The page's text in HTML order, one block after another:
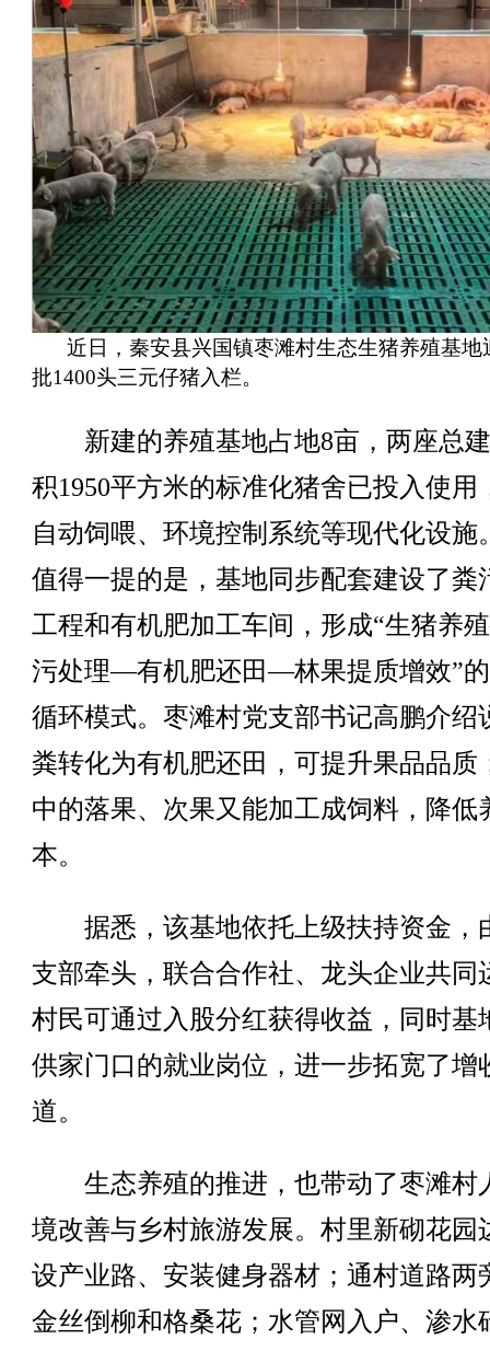
近日，秦安县兴国镇枣滩村生态生猪养殖基地
批1400头三元仔猪入栏。
新建的养殖基地占地8亩，两座总
积1950平方米的标准化猪舍已投入使用
自动饲喂、环境控制系统等现代化设施
值得一提的是，基地同步配套建设了粪
工程和有机肥加工车间，形成“生猪养
污处理—有机肥还田—林果提质增效”
循环模式。枣滩村党支部书记高鹏介绍
粪转化为有机肥还田，可提升果品品质
中的落果、次果又能加工成饲料，降低
本。
据悉，该基地依托上级扶持资金，
支部牵头，联合合作社、龙头企业共同
村民可通过入股分红获得收益，同时基
供家门口的就业岗位，进一步拓宽了增
道。
生态养殖的推进，也带动了枣滩村
境改善与乡村旅游发展。村里新砌花园
设产业路、安装健身器材；通村道路两
金丝倒柳和格桑花；水管网入户、渗水